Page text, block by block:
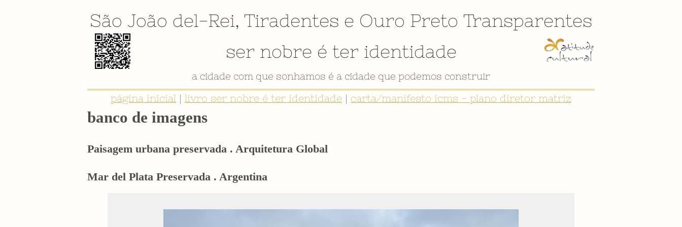
São João del-Rei, Tiradentes e Ouro Preto Transparentes
ser nobre é ter identidade
a cidade com que sonhamos é a cidade que podemos construir
página inicial | livro ser nobre é ter identidade | carta/manifesto icms - plano diretor matriz
banco de imagens
Paisagem urbana preservada . Arquitetura Global
Mar del Plata Preservada . Argentina